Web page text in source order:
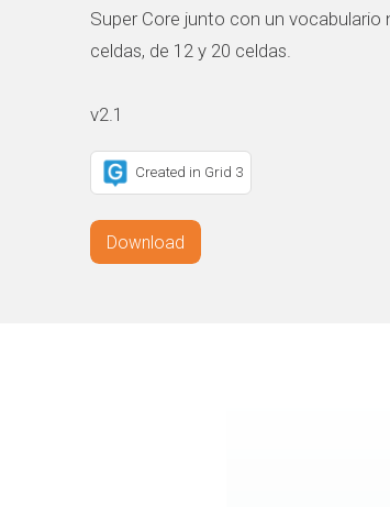
Super Core junto con un
celdas, de 12 y 20 celdas.
v2.1
Created in Grid 3
Download